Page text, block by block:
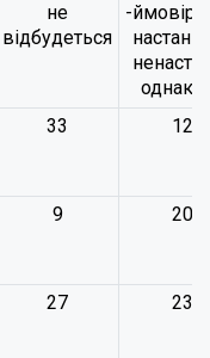
не
відбудеться
-
33 12
9 20
27 23